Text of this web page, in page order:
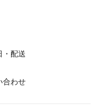
・配送
合わせ